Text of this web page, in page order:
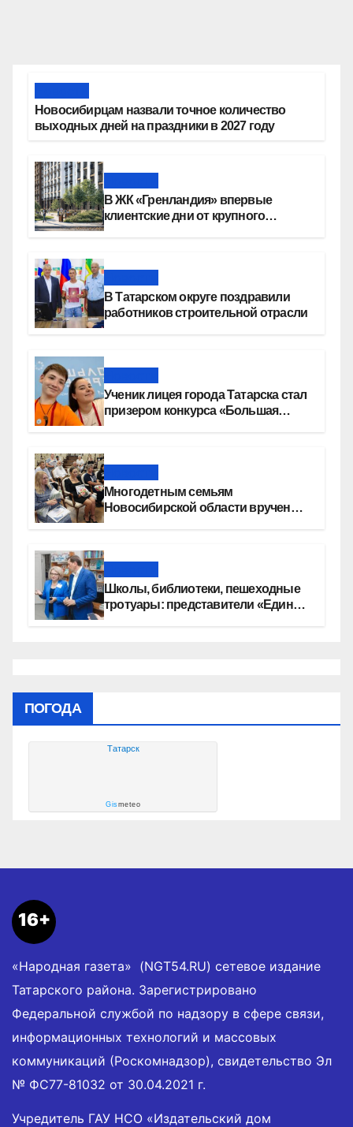
Новосибирцам назвали точное количество
выходных дней на праздники в 2027 году
В ЖК «Гренландия» впервые
клиентские дни от крупного
В Татарском округе поздравили
работников строительной отрасли
Ученик лицея города Татарска стал
призером конкурса «Большая
Многодетным семьям
Новосибирской области вручены
Школы, библиотеки, пешеходные
тротуары: представители «Единой
ПОГОДА
Татарск
Gismeteo
16+
«Народная газета» (NGT54.RU) сетевое издание
Татарского района. Зарегистрировано
Федеральной службой по надзору в сфере связи,
информационных технологий и массовых
коммуникаций (Роскомнадзор), свидетельство Эл
№ ФС77-81032 от 30.04.2021 г.
Учредитель ГАУ НСО «Издательский дом